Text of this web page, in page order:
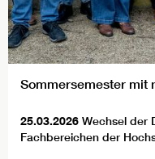
Sommersemester mit
25.03.2026 Wechsel der
Fachbereichen der